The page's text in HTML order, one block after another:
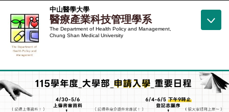
到
主
要
容
區
中山醫學大學
醫療產業科技管理學系
The Department of Health Policy and Management,
Chung Shan Medical University